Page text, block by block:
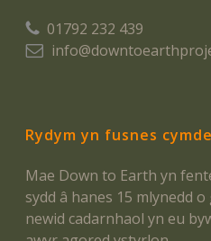
01792 232 439
Rydym yn fusnes
Mae Down to Earth yn
sydd â hanes 15 mlynedd
newid cadarnhaol yn eu